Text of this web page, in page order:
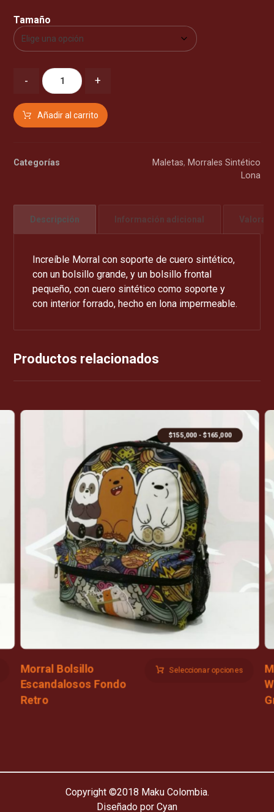
Tamaño
- +
Añadir al carrito
Categorías Maletas, Morrales Sintético
Lona
Descripción Información adicional
Increíble Morral con soporte de cuero sintético,
con un bolsillo grande, y un bolsillo frontal
pequeño, con cuero sintético como soporte y
con interior forrado, hecho en lona impermeable.
Productos relacionados
Morral Bolsillo
Escandalosos Fondo
Retro
$155,000 - $165,000
Seleccionar opciones
Copyright ©2018 Maku Colombia.
Diseñado por Cyan